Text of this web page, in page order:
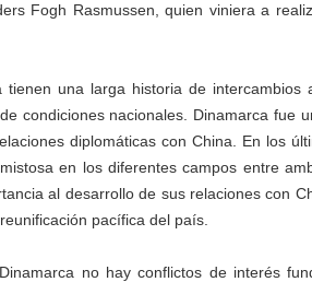
Fogh Rasmussen, quien viniera a
tienen una larga historia de intercambios
condiciones nacionales. Dinamarca fue
diplomáticas con China. En los
en los diferentes campos entre
al desarrollo de sus relaciones con
pacífica del país.
no hay conflictos de interés